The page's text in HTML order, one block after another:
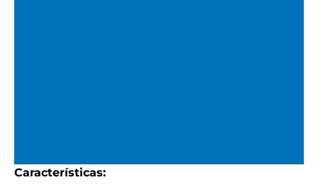
Características: